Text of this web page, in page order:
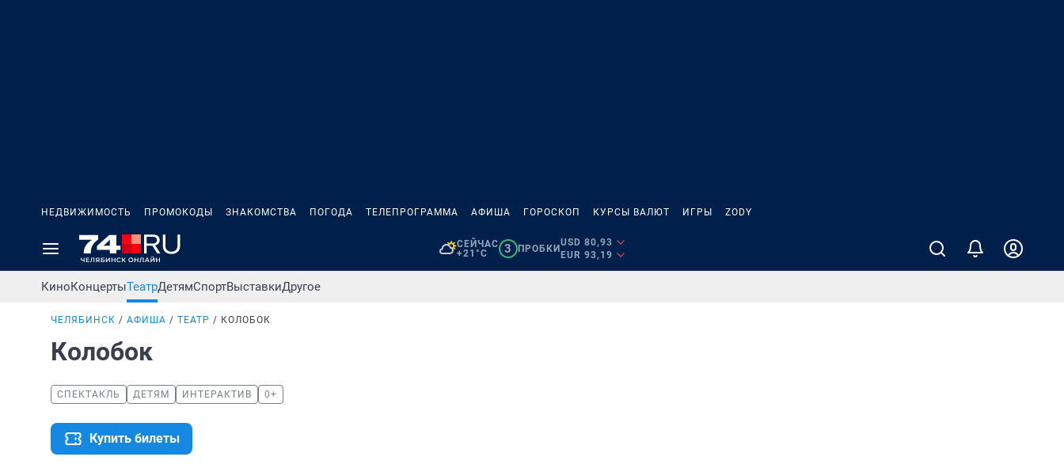
НЕДВИЖИМОСТЬ ПРОМОКОДЫ ЗНАКОМСТВА ПОГОДА ТЕЛЕПРОГРАММА АФИША ГОРОСКОП КУРСЫ ВАЛЮТ ИГРЫ ZODY
СЕЙЧАС
+21°C
3 ПРОБКИ
USD 80,93
EUR 93,19
КиноКонцертыТеатрДетямСпортВыставкиДругое
ЧЕЛЯБИНСК АФИША ТЕАТР КОЛОБОК
Колобок
СПЕКТАКЛЬ ДЕТЯМ ИНТЕРАКТИВ 0+
Купить билеты